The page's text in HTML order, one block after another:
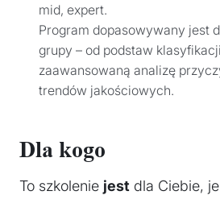
mid, expert.
Program dopasowywany jest
grupy – od podstaw
zaawansowaną analizę
trendów jakościowych.
Dla kogo
To szkolenie jest dla Ciebie,